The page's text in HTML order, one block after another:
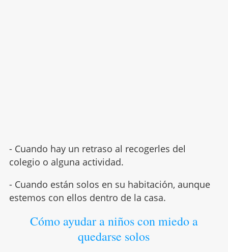
- Cuando hay un retraso al recogerles del
colegio o alguna actividad.
- Cuando están solos en su habitación, aunque
estemos con ellos dentro de la casa.
Cómo ayudar a niños con miedo a
quedarse solos